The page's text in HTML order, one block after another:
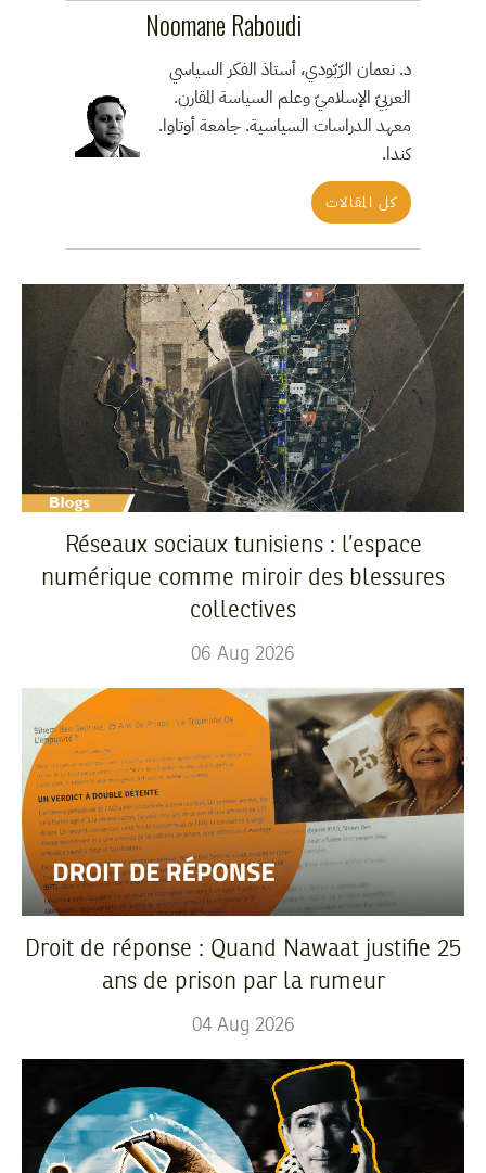
Noomane Raboudi
د. نعمان الرّبّودي، أستاذ الفكر السياسي
العربيّ الإسلاميّ وعلم السياسة المقارن.
معهد الدراسات السياسية. جامعة أوتاوا.
كندا.
كل المقالات
Réseaux sociaux tunisiens : l’espace
numérique comme miroir des blessures
collectives
06 Aug 2026
Droit de réponse : Quand Nawaat justifie 25
ans de prison par la rumeur
04 Aug 2026